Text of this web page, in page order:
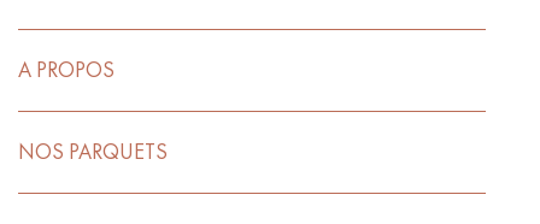
A PROPOS
NOS PARQUETS